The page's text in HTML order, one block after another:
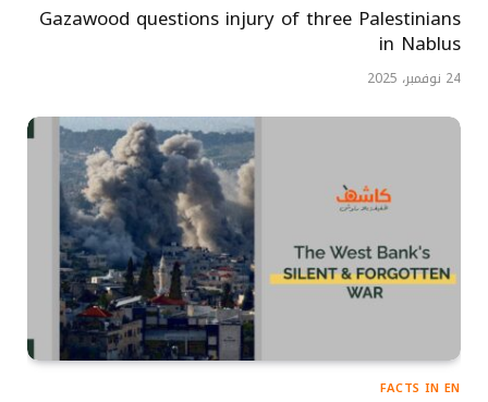
Gazawood questions injury of three Palestinians
in Nablus
24 نوفمبر، 2025
FACTS IN EN